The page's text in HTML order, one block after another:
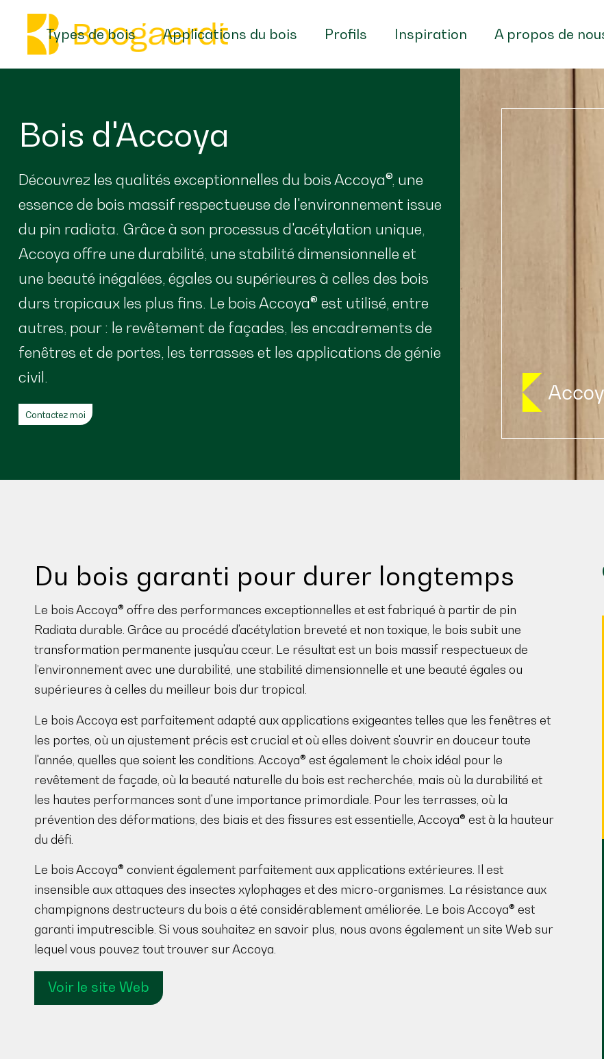
Types de bois Applications du bois Profils Inspiration A propos de
Bois d'Accoya
Découvrez les qualités exceptionnelles du bois Accoya®, une
essence de bois massif respectueuse de l'environnement issue
du pin radiata. Grâce à son processus d'acétylation unique,
Accoya offre une durabilité, une stabilité dimensionnelle et
une beauté inégalées, égales ou supérieures à celles des bois
durs tropicaux les plus fins. Le bois Accoya® est utilisé, entre
autres, pour : le revêtement de façades, les encadrements de
fenêtres et de portes, les terrasses et les applications de génie
civil.
Contactez moi
Du bois garanti pour durer longtemps
Le bois Accoya® offre des performances exceptionnelles et est fabriqué à partir de pin
Radiata durable. Grâce au procédé d'acétylation breveté et non toxique, le bois subit une
transformation permanente jusqu'au cœur. Le résultat est un bois massif respectueux de
l’environnement avec une durabilité, une stabilité dimensionnelle et une beauté égales ou
supérieures à celles du meilleur bois dur tropical.
Le bois Accoya est parfaitement adapté aux applications exigeantes telles que les fenêtres et
les portes, où un ajustement précis est crucial et où elles doivent s'ouvrir en douceur toute
l'année, quelles que soient les conditions. Accoya® est également le choix idéal pour le
revêtement de façade, où la beauté naturelle du bois est recherchée, mais où la durabilité et
les hautes performances sont d'une importance primordiale. Pour les terrasses, où la
prévention des déformations, des biais et des fissures est essentielle, Accoya® est à la hauteur
du défi.
Le bois Accoya® convient également parfaitement aux applications extérieures. Il est
insensible aux attaques des insectes xylophages et des micro-organismes. La résistance aux
champignons destructeurs du bois a été considérablement améliorée. Le bois Accoya® est
garanti imputrescible. Si vous souhaitez en savoir plus, nous avons également un site Web sur
lequel vous pouvez tout trouver sur Accoya.
Voir le site Web